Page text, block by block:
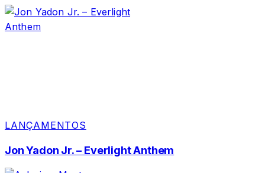
LANÇAMENTOS
Jon Yadon Jr. – Everlight Anthem